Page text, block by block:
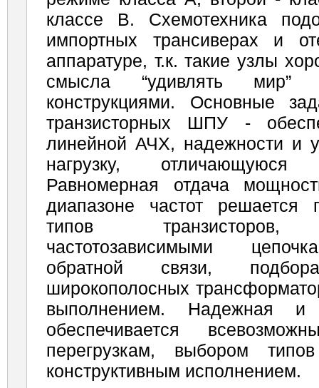
классе В. Схемотехника
импортных трансиверах и
аппаратуре, т.к. такие узлы
смысла “удивлять мир”
конструкциями. Основные
транзисторных ШПУ -
линейной АЧХ, надежности и
нагрузку,
Равномерная отдача
диапазоне частот
типов транзисторов,
частотозависимыми
обратной связи,
широкополосных
выполнением. Надежная и
обеспечивается
перегрузкам, выбором
конструктивным исполнением.